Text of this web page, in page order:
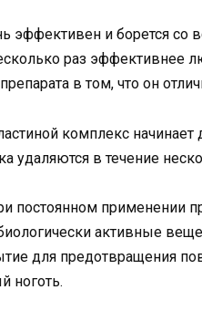
эффективен и борется
раз эффективнее
в том, что он
комплекс
удаляются в течение
постоянном применении
активные
для предотвращения
ноготь.